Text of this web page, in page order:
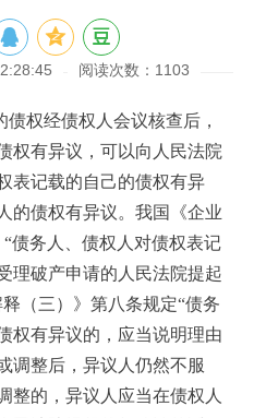
阅读次数：1103
权经债权人会议核查后，
权有异议，可以向人民法院
表记载的自己的债权有异
的债权有异议。 我国《企业
债务人、债权人对债权表记
理破产申请的人民法院提起
（三）》 第八条规定“债务
权有异议的，应当说明理由
调整后，异议人仍然不服
整的，异议人应当在债权人